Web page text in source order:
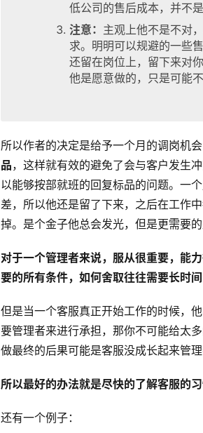
低公司的售后成本，并不
注意： 主观上他不是不对
求。明明可以规避的一些
还留在岗位上，留下来对
他是愿意做的，只是可能
所以作者的决定是给予一个月的调岗机会
品，这样就有效的避免了会与客户发生
以能够按部就班的回复标品的问题。一
差，所以他还是留了下来，之后在工作
掉。是个金子他总会发光，但是更需要
对于一个管理者来说，服从很重要，能
要的所有条件，如何舍取往往需要长时
但是当一个客服真正开始工作的时候，
要管理者来进行承担，那你不可能给太
做最终的后果可能是客服没成长起来管
所以最好的办法就是尽快的了解客服的
还有一个例子：